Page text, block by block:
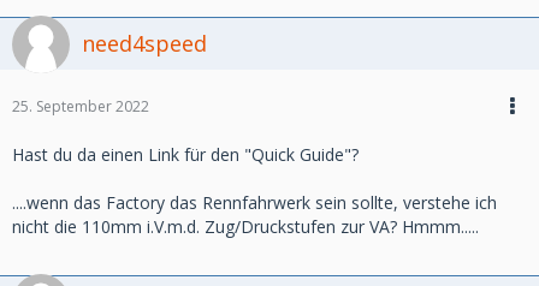
need4speed
25. September 2022
Hast du da einen Link für den "Quick Guide"?
....wenn das Factory das Rennfahrwerk sein sollte, verstehe ich
nicht die 110mm i.V.m.d. Zug/Druckstufen zur VA? Hmmm.....